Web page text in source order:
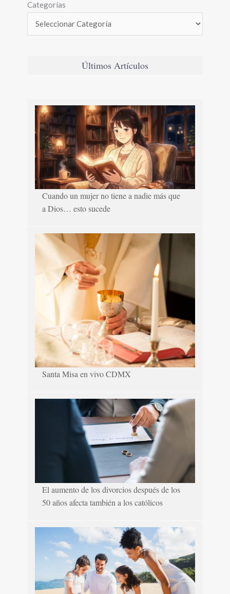
Categorías
Últimos Artículos
Cuando un mujer no tiene a nadie más que
a Dios… esto sucede
Santa Misa en vivo CDMX
El aumento de los divorcios después de los
50 años afecta también a los católicos